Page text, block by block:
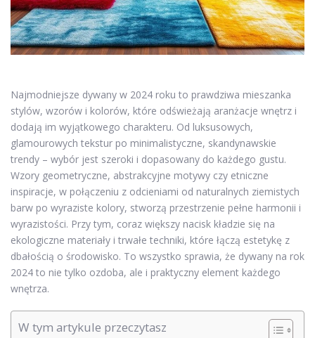
Najmodniejsze dywany w 2024 roku to prawdziwa mieszanka
stylów, wzorów i kolorów, które odświeżają aranżacje wnętrz i
dodają im wyjątkowego charakteru. Od luksusowych,
glamourowych tekstur po minimalistyczne, skandynawskie
trendy – wybór jest szeroki i dopasowany do każdego gustu.
Wzory geometryczne, abstrakcyjne motywy czy etniczne
inspiracje, w połączeniu z odcieniami od naturalnych ziemistych
barw po wyraziste kolory, stworzą przestrzenie pełne harmonii i
wyrazistości. Przy tym, coraz większy nacisk kładzie się na
ekologiczne materiały i trwałe techniki, które łączą estetykę z
dbałością o środowisko. To wszystko sprawia, że dywany na rok
2024 to nie tylko ozdoba, ale i praktyczny element każdego
wnętrza.
W tym artykule przeczytasz